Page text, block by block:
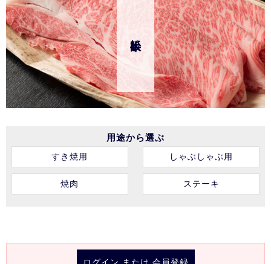
用途から選ぶ
すき焼用
しゃぶしゃぶ用
焼肉 ステーキ